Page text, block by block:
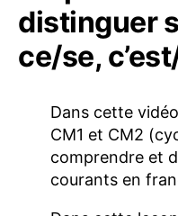
distinguer
ce/se,
Dans cette
CM1 et CM2
comprendre et
courants en